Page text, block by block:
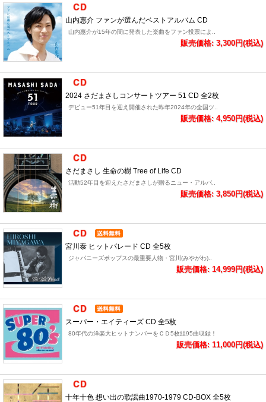
山内惠介 ファンが選んだベストアルバム CD
山内惠介が15年の間に発表した楽曲をファン投票によ..
販売価格: 3,300円(税込)
2024 さだまさしコンサートツアー 51 CD 全2枚
デビュー51年目を迎え開催された昨年2024年の全国ツ..
販売価格: 4,950円(税込)
さだまさし 生命の樹 Tree of Life CD
活動52年目を迎えたさだまさしが贈るニュー・アルバ..
販売価格: 3,850円(税込)
宮川泰 ヒットパレード CD 全5枚
ジャパニーズポップスの最重要人物・宮川(みやがわ)..
販売価格: 14,999円(税込)
スーパー・エイティーズ CD 全5枚
80年代の洋楽大ヒットナンバーをＣＤ5枚組95曲収録！
販売価格: 11,000円(税込)
十年十色 想い出の歌謡曲1970-1979 CD-BOX 全5枚